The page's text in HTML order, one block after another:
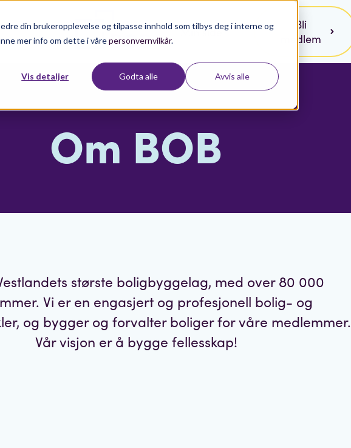
din brukeropplevelse og tilpasse innhold som tilbys deg i interne og
mer info om dette i vårepersonvernvilkår.
Vis detaljer Godta alle Avvis alle
Min side
Bli
medlem
Om BOB
største boligbyggelag, med over 80 000
Vi er en engasjert og profesjonell bolig- og
og bygger og forvalter boliger for våre medlemmer.
Vår visjon er å bygge fellesskap!